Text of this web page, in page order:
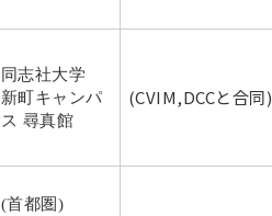
同志社大学
新町キャンパ
ス 尋真館
(CVIM,DCCと合同)
(首都圏)